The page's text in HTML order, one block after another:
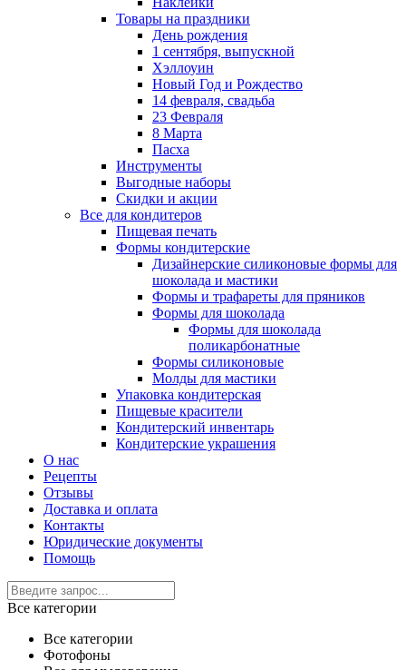
Товары на праздники
День рождения
1 сентября, выпускной
Хэллоуин
Новый Год и Рождество
14 февраля, свадьба
23 Февраля
8 Марта
Пасха
Инструменты
Выгодные наборы
Скидки и акции
Все для кондитеров
Пищевая печать
Формы кондитерские
Дизайнерские силиконовые формы для
шоколада и мастики
Формы и трафареты для пряников
Формы для шоколада
Формы для шоколада
поликарбонатные
Формы силиконовые
Молды для мастики
Упаковка кондитерская
Пищевые красители
Кондитерский инвентарь
Кондитерские украшения
О нас
Рецепты
Отзывы
Доставка и оплата
Контакты
Юридические документы
Помощь
Все категории
Все категории
Фотофоны